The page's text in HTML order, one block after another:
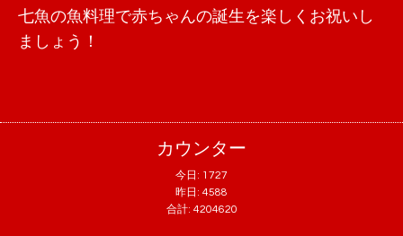
七魚の魚料理で赤ちゃんの誕生を楽しくお祝いし
ましょう！
カウンター
今日: 1727
昨日: 4588
合計: 4204620